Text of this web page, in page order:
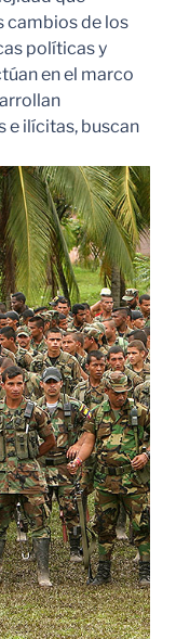
cambios de los
políticas y
en el marco
e ilícitas, buscan